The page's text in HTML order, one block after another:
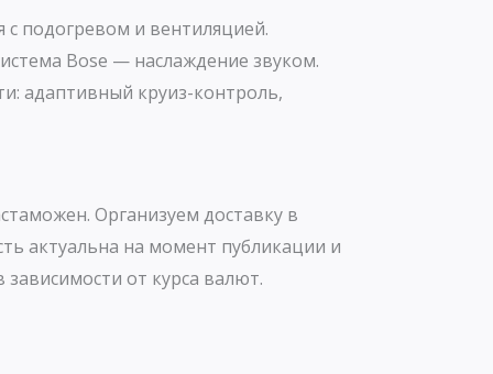
подогревом и вентиляцией.
Bose — наслаждение звуком.
адаптивный круиз-контроль,
Организуем доставку в
актуальна на момент публикации и
от курса валют.